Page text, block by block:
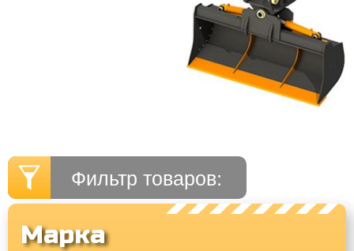
Фильтр товаров:
Марка